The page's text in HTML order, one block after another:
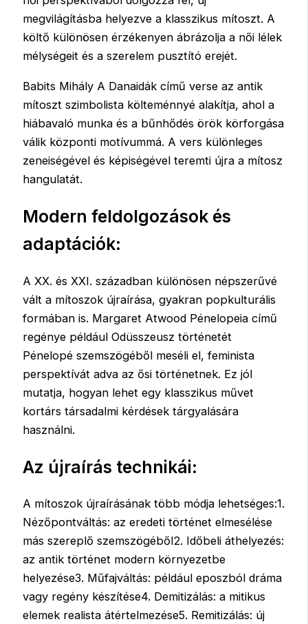
megvilágításba helyezve a klasszikus mítoszt. A
költő különösen érzékenyen ábrázolja a női lélek
mélységeit és a szerelem pusztító erejét.
Babits Mihály A Danaidák című verse az antik
mítoszt szimbolista költeménnyé alakítja, ahol a
hiábavaló munka és a bűnhődés örök körforgása
válik központi motívummá. A vers különleges
zeneiségével és képiségével teremti újra a mítosz
hangulatát.
Modern feldolgozások és
adaptációk:
A XX. és XXI. században különösen népszerűvé
vált a mítoszok újraírása, gyakran popkulturális
formában is. Margaret Atwood Pénelopeia című
regénye például Odüsszeusz történetét
Pénelopé szemszögéből meséli el, feminista
perspektívát adva az ősi történetnek. Ez jól
mutatja, hogyan lehet egy klasszikus művet
kortárs társadalmi kérdések tárgyalására
használni.
Az újraírás technikái:
A mítoszok újraírásának több módja lehetséges:1.
Nézőpontváltás: az eredeti történet elmesélése
más szereplő szemszögéből2. Időbeli áthelyezés:
az antik történet modern környezetbe
helyezése3. Műfajváltás: például eposzból dráma
vagy regény készítése4. Demitizálás: a mitikus
elemek realista átértelmezése5. Remitizálás: új